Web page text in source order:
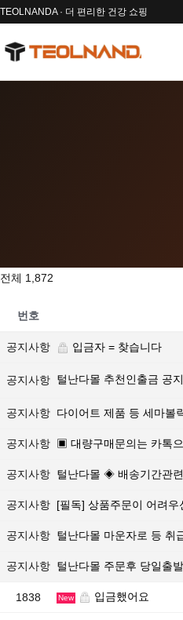
TEOLNANDA · 더 편리한 건강 쇼핑
전체 1,872
번호
공지사항 입금자 = 찾습니다
공지사항 털난다몰 추천인출금 공
공지사항 다이어트 제품 등 세마볼
공지사항 ▣ 대량구매문의는 카톡
공지사항 털난다몰 ◈ 배송기간관
공지사항 [필독] 상품주문이 어려우
공지사항 털난다몰 마운자로 등 취
공지사항 털난다몰 주문후 당일출
1838 New 입금했어요